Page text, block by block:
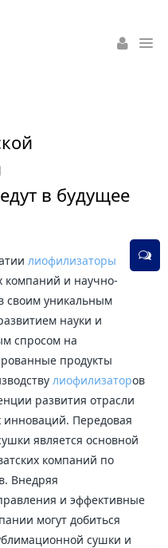
в будущее
лиофилизаторы
компаний и научно-
своим уникальным
науки и
спросом на
продукты
лиофилизаторов
развития отрасли
инноваций. Передовая
является основной
компаний по
Внедряя
и эффективные
могут добиться
сушки и